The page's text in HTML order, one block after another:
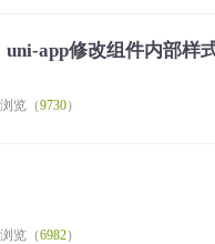
app修改组件内部样
浏览（9730）
浏览（6982）